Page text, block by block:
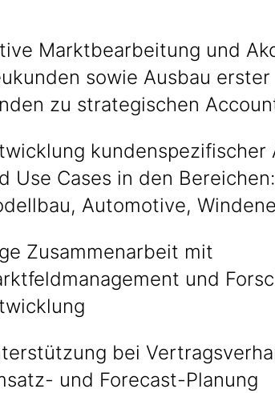
Marktbearbeitung und
sowie Ausbau
zu strategischen
kundenspezifischer
Use Cases in den
Automotive,
Zusammenarbeit mit
und
bei
und Forecast-Planung